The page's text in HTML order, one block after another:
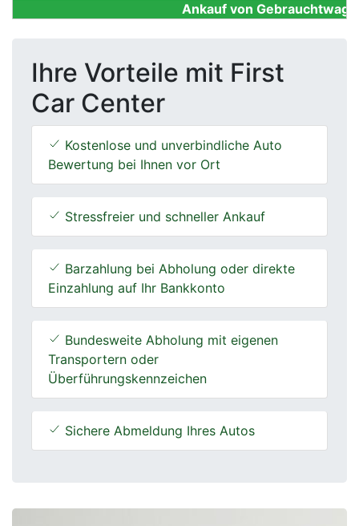
Ankauf von
Ihre Vorteile mit First
Car Center
Kostenlose und unverbindliche Auto
Bewertung bei Ihnen vor Ort
Stressfreier und schneller Ankauf
Barzahlung bei Abholung oder direkte
Einzahlung auf Ihr Bankkonto
Bundesweite Abholung mit eigenen
Transportern oder
Überführungskennzeichen
Sichere Abmeldung Ihres Autos